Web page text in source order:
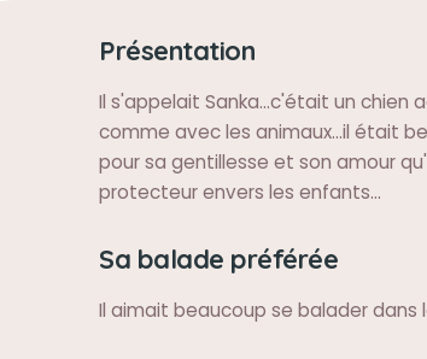
Présentation
Il s'appelait Sanka...c'était un chien
comme avec les animaux...il était
pour sa gentillesse et son amour
protecteur envers les enfants...
Sa balade préférée
Il aimait beaucoup se balader dans